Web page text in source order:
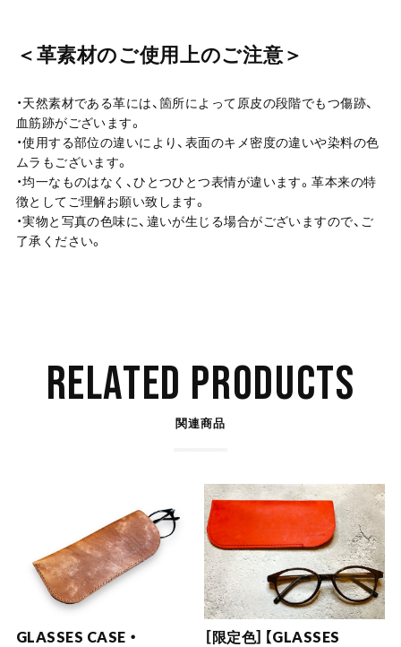
＜革素材のご使用上のご注意＞
・天然素材である革には、箇所によって原皮の段階でもつ傷跡、
血筋跡がございます。
・使用する部位の違いにより、表面のキメ密度の違いや染料の色
ムラもございます。
・均一なものはなく、ひとつひとつ表情が違います。革本来の特
徴としてご理解お願い致します。
・実物と写真の色味に、違いが生じる場合がございますので、ご
了承ください。
RELATED PRODUCTS
関連商品
GLASSES CASE ・
［限定色］【GLASSES